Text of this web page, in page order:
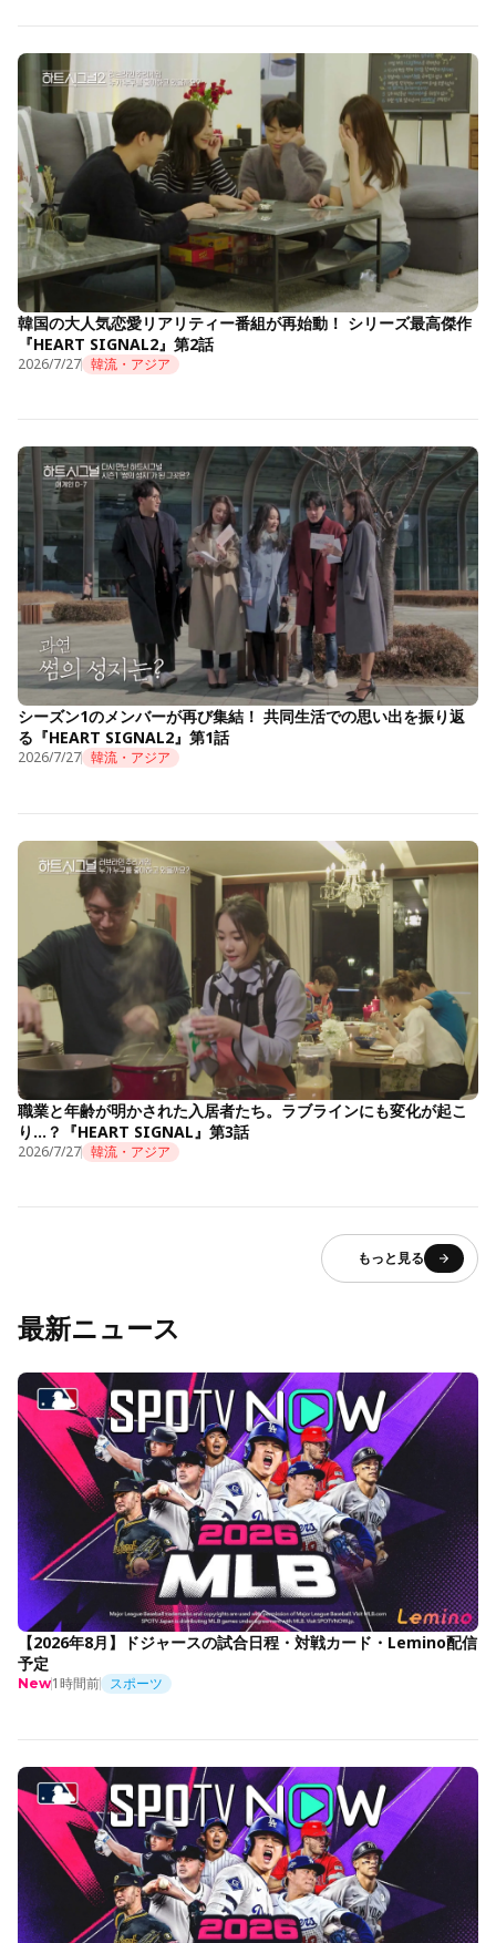
韓国の大人気恋愛リアリティー番組が再始動！ シリーズ最高傑作
『HEART SIGNAL2』第2話
2026/7/27 韓流・アジア
シーズン1のメンバーが再び集結！ 共同生活での思い出を振り返
る『HEART SIGNAL2』第1話
2026/7/27 韓流・アジア
職業と年齢が明かされた入居者たち。ラブラインにも変化が起こ
り…？『HEART SIGNAL』第3話
2026/7/27 韓流・アジア
もっと見る
最新ニュース
【2026年8月】ドジャースの試合日程・対戦カード・Lemino配信
予定
New1時間前 スポーツ